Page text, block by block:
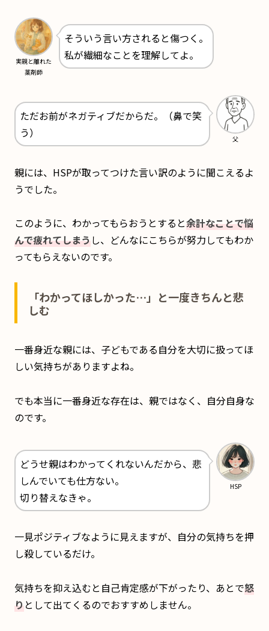
実親と離れた
薬剤師
そういう言い方されると傷つく。
私が繊細なことを理解してよ。
父
ただお前がネガティブだからだ。（鼻で笑
う）
親には、HSPが取ってつけた言い訳のように聞こえるよ
うでした。
このように、わかってもらおうとすると余計なことで悩
んで疲れてしまうし、どんなにこちらが努力してもわか
ってもらえないのです。
「わかってほしかった…」と一度きちんと悲
しむ
一番身近な親には、子どもである自分を大切に扱ってほ
しい気持ちがありますよね。
でも本当に一番身近な存在は、親ではなく、自分自身な
のです。
HSP
どうせ親はわかってくれないんだから、悲
しんでいても仕方ない。
切り替えなきゃ。
一見ポジティブなように見えますが、自分の気持ちを押
し殺しているだけ。
気持ちを抑え込むと自己肯定感が下がったり、あとで怒
りとして出てくるのでおすすめしません。